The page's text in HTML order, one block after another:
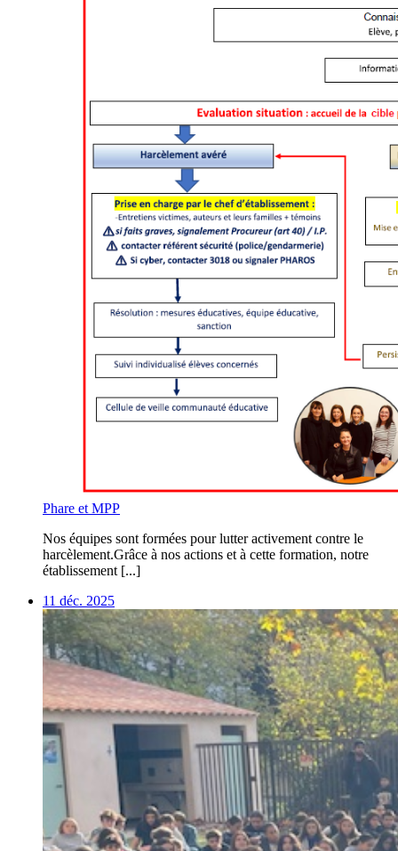
Phare et MPP
Nos équipes sont formées pour lutter activement contre le
harcèlement.Grâce à nos actions et à cette formation, notre
établissement [...]
11 déc. 2025